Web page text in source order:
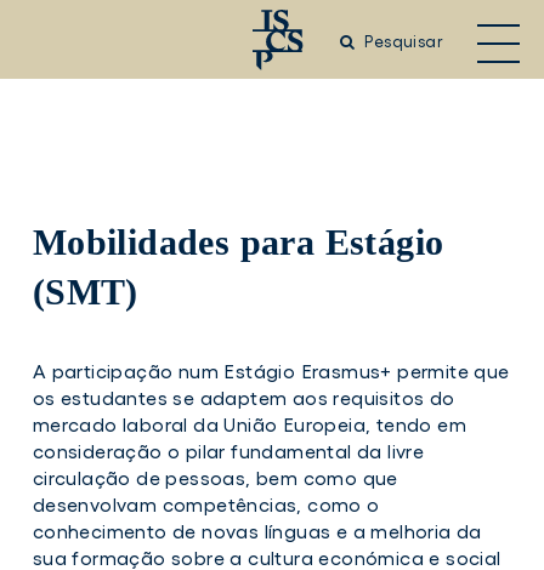
Pesquisar
Mobilidades para Estágio
(SMT)
A participação num Estágio Erasmus+ permite que
os estudantes se adaptem aos requisitos do
mercado laboral da União Europeia, tendo em
consideração o pilar fundamental da livre
circulação de pessoas, bem como que
desenvolvam competências, como o
conhecimento de novas línguas e a melhoria da
sua formação sobre a cultura económica e social